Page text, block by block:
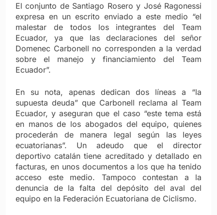
El conjunto de Santiago Rosero y José Ragonessi
expresa en un escrito enviado a este medio “el
malestar de todos los integrantes del Team
Ecuador, ya que las declaraciones del señor
Domenec Carbonell no corresponden a la verdad
sobre el manejo y financiamiento del Team
Ecuador”.
En su nota, apenas dedican dos líneas a “la
supuesta deuda” que Carbonell reclama al Team
Ecuador, y aseguran que el caso “este tema está
en manos de los abogados del equipo, quienes
procederán de manera legal según las leyes
ecuatorianas”. Un adeudo que el director
deportivo catalán tiene acreditado y detallado en
facturas, en unos documentos a los que ha tenido
acceso este medio. Tampoco contestan a la
denuncia de la falta del depósito del aval del
equipo en la Federación Ecuatoriana de Ciclismo.